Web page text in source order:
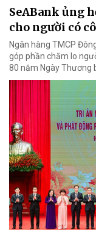
SeABank ủng
cho người có
Ngân hàng TMCP
góp phần chăm lo
80 năm Ngày Thương